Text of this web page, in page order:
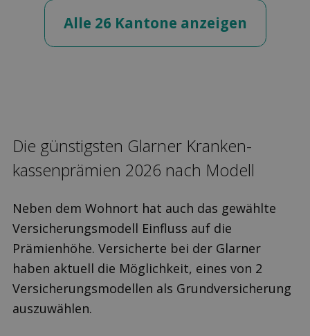
Alle 26 Kantone anzeigen
Die günstigsten Glarner Kranken­
kassen­prämien 2026 nach Modell
Neben dem Wohnort hat auch das gewählte
Versicherungsmodell Einfluss auf die
Prämienhöhe. Versicherte bei der Glarner
haben aktuell die Möglichkeit, eines von 2
Versicherungsmodellen als Grundversicherung
auszuwählen.